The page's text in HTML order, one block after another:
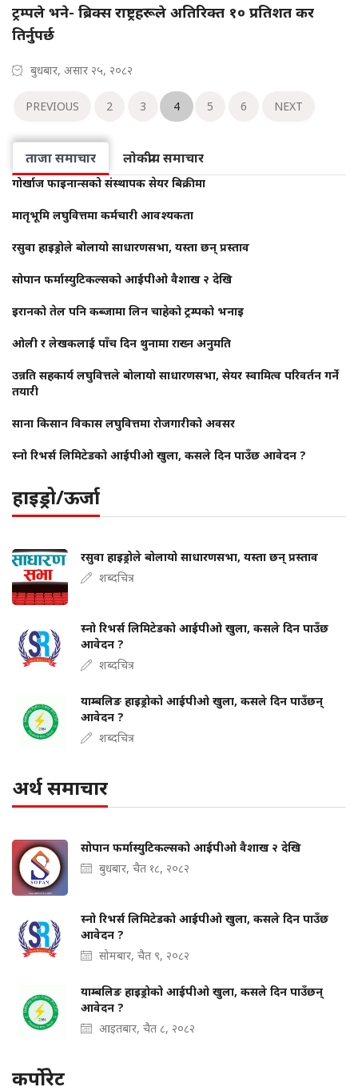
ट्रम्पले भने- ब्रिक्स राष्ट्रहरूले अतिरिक्त १० प्रतिशत कर
तिर्नुपर्छ
बुधबार, असार २५, २०८२
PREVIOUS 2 3 4 5 6 NEXT
ताजा समाचार लोकप्रीय समाचार
गोर्खाज फाइनान्सको संस्थापक सेयर बिक्रीमा
मातृभूमि लघुवित्तमा कर्मचारी आवश्यकता
रसुवा हाइड्रोले बोलायो साधारणसभा, यस्ता छन् प्रस्ताव
सोपान फर्मास्युटिकल्सको आईपीओ वैशाख २ देखि
इरानको तेल पनि कब्जामा लिन चाहेको ट्रम्पको भनाइ
ओली र लेखकलाई पाँच दिन थुनामा राख्न अनुमति
उन्नति सहकार्य लघुवित्तले बोलायो साधारणसभा, सेयर स्वामित्व परिवर्तन गर्ने
तयारी
साना किसान विकास लघुवित्तमा रोजगारीको अवसर
स्नो रिभर्स लिमिटेडको आईपीओ खुला, कसले दिन पाउँछ आवेदन ?
हाइड्रो/ऊर्जा
रसुवा हाइड्रोले बोलायो साधारणसभा, यस्ता छन् प्रस्ताव
शब्दचित्र
स्नो रिभर्स लिमिटेडको आईपीओ खुला, कसले दिन पाउँछ
आवेदन ?
शब्दचित्र
याम्बलिङ हाइड्रोको आईपीओ खुला, कसले दिन पाउँछन्
आवेदन ?
शब्दचित्र
अर्थ समाचार
सोपान फर्मास्युटिकल्सको आईपीओ वैशाख २ देखि
बुधबार, चैत १८, २०८२
स्नो रिभर्स लिमिटेडको आईपीओ खुला, कसले दिन पाउँछ
आवेदन ?
सोमबार, चैत ९, २०८२
याम्बलिङ हाइड्रोको आईपीओ खुला, कसले दिन पाउँछन्
आवेदन ?
आइतबार, चैत ८, २०८२
कर्पोरेट